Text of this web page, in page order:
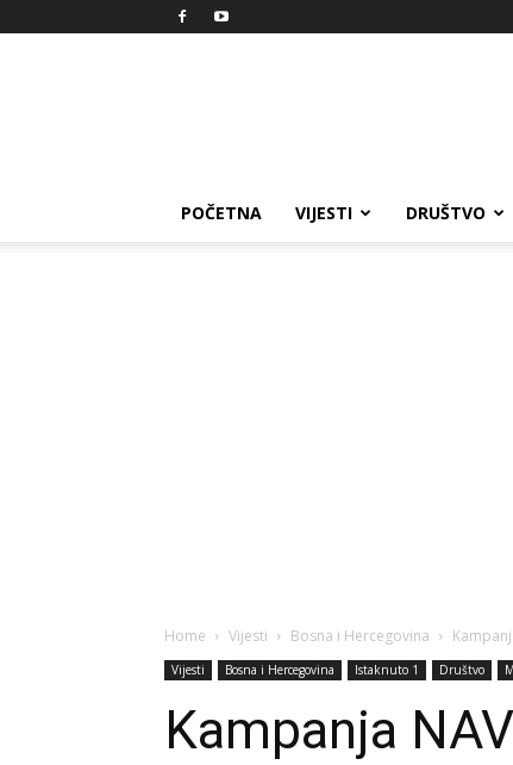
POČETNA VIJESTI DRUŠTVO
Home Vijesti Bosna i Hercegovina
Vijesti Bosna i Hercegovina Istaknuto 1 Društvo
Kampanja